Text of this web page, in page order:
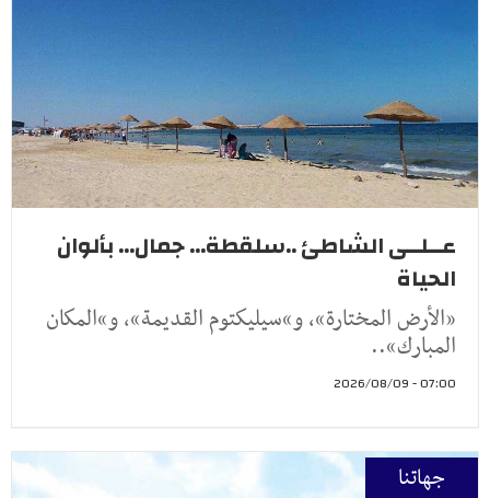
عــلــى الشاطئ ..سلقطة... جمال... بألوان
الحياة
«الأرض المختارة»، و»سيليكتوم القديمة»، و»المكان
المبارك»..
07:00 - 2026/08/09
جهاتنا